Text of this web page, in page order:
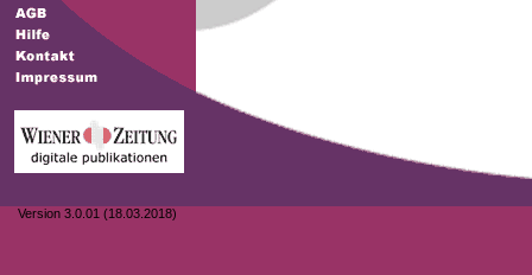
Version 3.0.01 (18.03.2018)